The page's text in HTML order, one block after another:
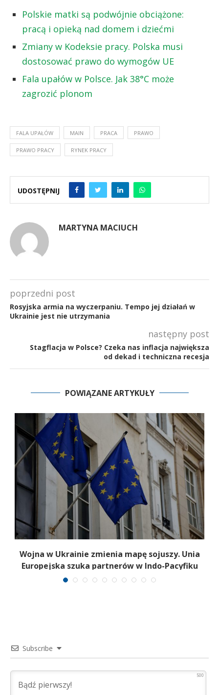
Polskie matki są podwójnie obciążone:
pracą i opieką nad domem i dziećmi
Zmiany w Kodeksie pracy. Polska musi
dostosować prawo do wymogów UE
Fala upałów w Polsce. Jak 38°C może
zagrozić plonom
FALA UPAŁÓW MAIN PRACA PRAWO
PRAWO PRACY RYNEK PRACY
UDOSTĘPNIJ
MARTYNA MACIUCH
poprzedni post
Rosyjska armia na wyczerpaniu. Tempo jej działań w
Ukrainie jest nie utrzymania
następny post
Stagflacja w Polsce? Czeka nas inflacja największa
od dekad i techniczna recesja
POWIĄZANE ARTYKUŁY
Wojna w Ukrainie zmienia mapę sojuszy. Unia
Europejska szuka partnerów w Indo-Pacyfiku
Subscribe
500